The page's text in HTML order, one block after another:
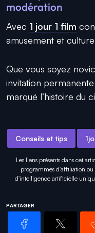
modération
Avec 1 jour 1 film
amusement et
Que vous soyez
invitation
marqué l’histoire du
Conseils et tips
Les liens présents dans cet
programmes d'affiliation ou
d'intelligence artificielle
PARTAGER